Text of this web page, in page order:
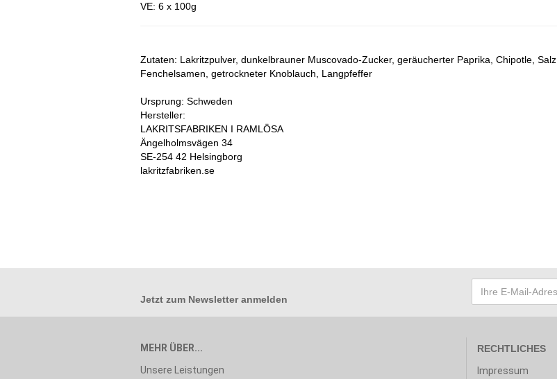
VE: 6 x 100g
Zutaten: Lakritzpulver, dunkelbrauner Muscovado-Zucker, geräucherter Paprika, Chipotle, Salz,
Fenchelsamen, getrockneter Knoblauch, Langpfeffer​
Ursprung: Schweden
Hersteller:
LAKRITSFABRIKEN I RAMLÖSA
Ängelholmsvägen 34
SE-254 42 Helsingborg
lakritzfabriken.se
Jetzt zum Newsletter anmelden
MEHR ÜBER...
Unsere Leistungen
RECHTLICHES
Impressum